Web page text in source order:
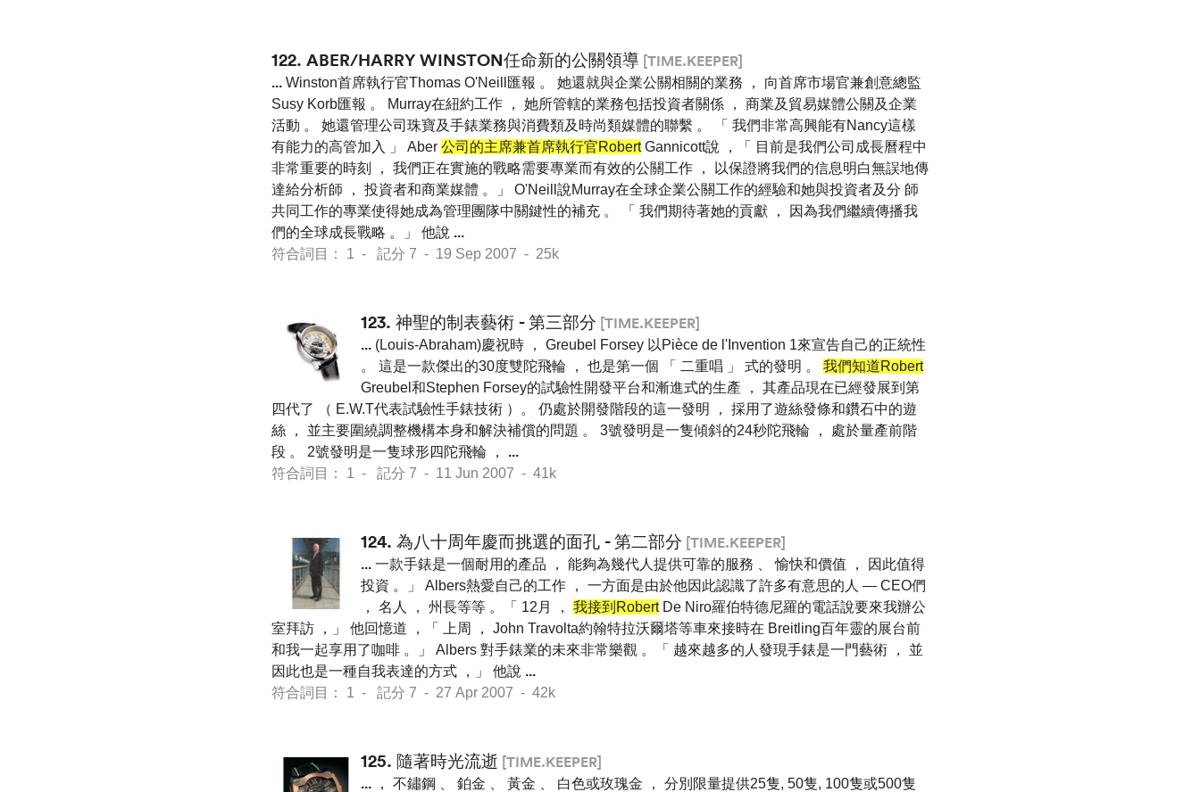
122. ABER/HARRY WINSTON任命新的公關領導 [TIME.KEEPER]
... Winston首席執行官Thomas O'Neill匯報 。 她還就與企業公關相關的業務 ， 向首席市場官兼創意總監
Susy Korb匯報 。 Murray在紐約工作 ， 她所管轄的業務包括投資者關係 ， 商業及貿易媒體公關及企業
活動 。 她還管理公司珠寶及手錶業務與消費類及時尚類媒體的聯繫 。 「 我們非常高興能有Nancy這樣
有能力的高管加入 」 Aber 公司的主席兼首席執行官RobertGannicott說 ，「 目前是我們公司成長曆程中
非常重要的時刻 ， 我們正在實施的戰略需要專業而有效的公關工作 ， 以保證將我們的信息明白無誤地傳
達給分析師 ， 投資者和商業媒體 。」 O'Neill說Murray在全球企業公關工作的經驗和她與投資者及分 師
共同工作的專業使得她成為管理團隊中關鍵性的補充 。 「 我們期待著她的貢獻 ， 因為我們繼續傳播我
們的全球成長戰略 。」 他說 ...
符合詞目： 1 - 記分 7 - 19 Sep 2007 - 25k
123. 神聖的制表藝術 - 第三部分 [TIME.KEEPER]
... (Louis-Abraham)慶祝時 ， Greubel Forsey 以Pièce de l'Invention 1來宣告自己的正統性
。 這是一款傑出的30度雙陀飛輪 ， 也是第一個 「 二重唱 」 式的發明 。 我們知道Robert
Greubel和Stephen Forsey的試驗性開發平台和漸進式的生產 ， 其產品現在已經發展到第
四代了 （ E.W.T代表試驗性手錶技術 ）。 仍處於開發階段的這一發明 ， 採用了遊絲發條和鑽石中的遊
絲 ， 並主要圍繞調整機構本身和解決補償的問題 。 3號發明是一隻傾斜的24秒陀飛輪 ， 處於量產前階
段 。 2號發明是一隻球形四陀飛輪 ， ...
符合詞目： 1 - 記分 7 - 11 Jun 2007 - 41k
124. 為八十周年慶而挑選的面孔 - 第二部分 [TIME.KEEPER]
... 一款手錶是一個耐用的產品 ， 能夠為幾代人提供可靠的服務 、 愉快和價值 ， 因此值得
投資 。」 Albers熱愛自己的工作 ， 一方面是由於他因此認識了許多有意思的人 — CEO們
， 名人 ， 州長等等 。「 12月 ， 我接到RobertDe Niro羅伯特德尼羅的電話說要來我辦公
室拜訪 ，」 他回憶道 ，「 上周 ， John Travolta約翰特拉沃爾塔等車來接時在 Breitling百年靈的展台前
和我一起享用了咖啡 。」 Albers 對手錶業的未來非常樂觀 。「 越來越多的人發現手錶是一門藝術 ， 並
因此也是一種自我表達的方式 ，」 他說 ...
符合詞目： 1 - 記分 7 - 27 Apr 2007 - 42k
125. 隨著時光流逝 [TIME.KEEPER]
... ， 不鏽鋼 、 鉑金 、 黃金 、 白色或玫瑰金 ， 分別限量提供25隻, 50隻, 100隻或500隻